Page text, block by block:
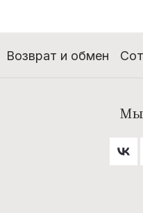
Возврат и обмен
Мы